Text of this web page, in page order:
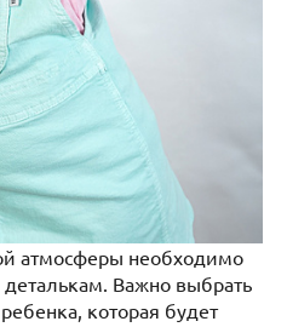
атмосферы необходимо
Важно выбрать
которая будет